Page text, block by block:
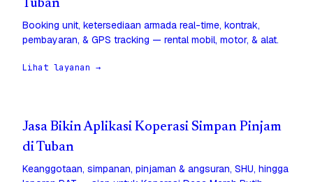
Tuban
Booking unit, ketersediaan armada real-time, kontrak,
pembayaran, & GPS tracking — rental mobil, motor, & alat.
Lihat layanan →
Jasa Bikin Aplikasi Koperasi Simpan Pinjam
di Tuban
Keanggotaan, simpanan, pinjaman & angsuran, SHU, hingga